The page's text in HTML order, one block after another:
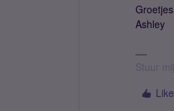
Ashley
Stuur
Like